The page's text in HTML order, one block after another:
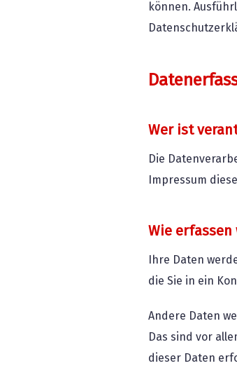
können.
Wer ist
Die
Impressum
Wie erfassen
Ihre Daten
die Sie in ein
Andere Daten
Das sind vor
dieser Daten